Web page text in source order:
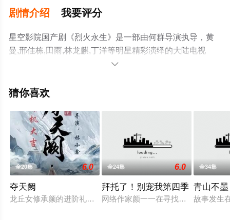
剧情介绍 我要评分
星空影院国产剧《烈火永生》是一部由何群导演执导，黄
曼,邢佳栋,田雨,林龙麒,丁洋等明星精彩演绎的大陆电视
剧，大结局剧情已揭晓（全36集），手机免费观看高清无
步至豆瓣电视剧、电视猫或剧情网等平台了解。

猜你喜欢
全20集 6.0
夺天阙
龙丘女修承颜的进阶礼上，被师哥承天强行要求与其双修，绝望
全24集 6.0
拜托了！别宠我第四季
网络作家颜一一在寻找创作灵感时，
全34集
青山不墨
故事发生